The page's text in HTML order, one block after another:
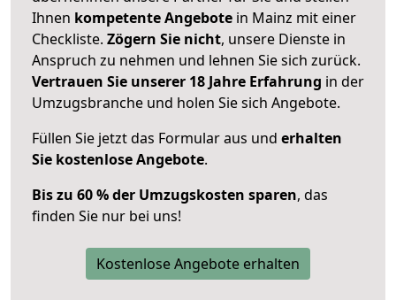
Ihnen kompetente Angebote in Mainz mit einer
Checkliste. Zögern Sie nicht, unsere Dienste in
Anspruch zu nehmen und lehnen Sie sich zurück.
Vertrauen Sie unserer 18 Jahre Erfahrung in der
Umzugsbranche und holen Sie sich Angebote.
Füllen Sie jetzt das Formular aus und erhalten
Sie kostenlose Angebote.
Bis zu 60 % der Umzugskosten sparen, das
finden Sie nur bei uns!
Kostenlose Angebote erhalten